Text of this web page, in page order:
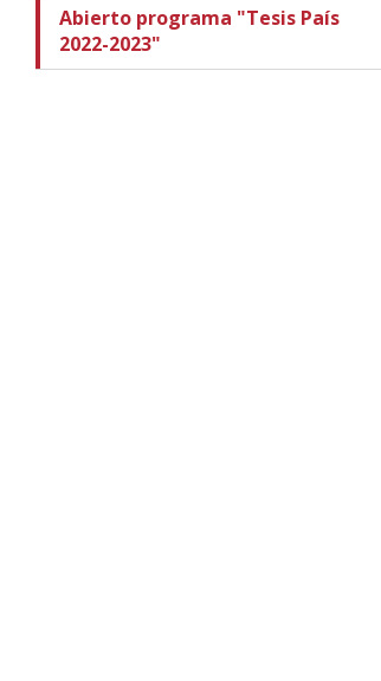
Abierto programa "Tesis País
2022-2023"